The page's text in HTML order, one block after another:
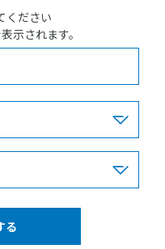
ください
示されます。
る